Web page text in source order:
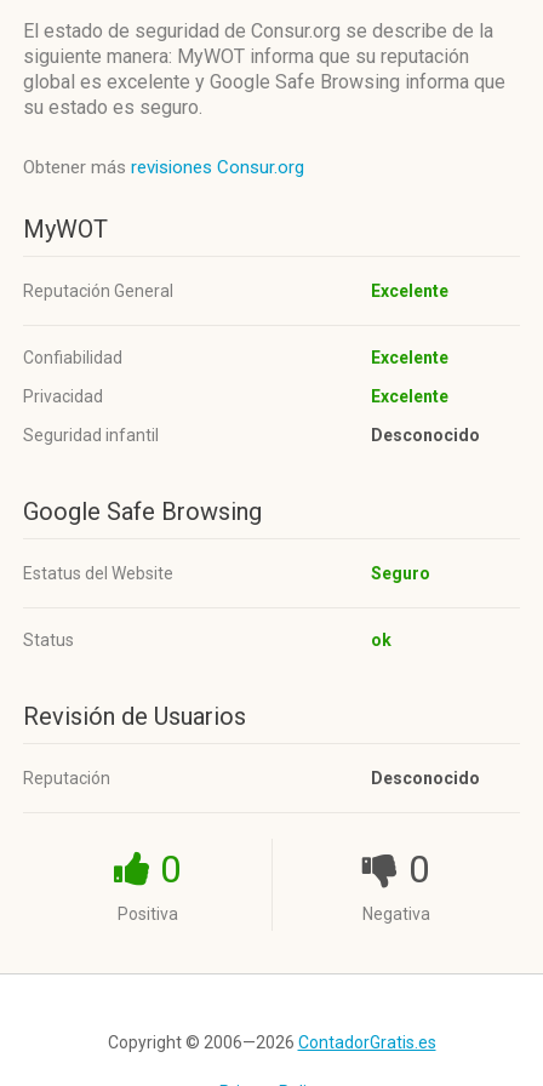
El estado de seguridad de Consur.org se describe de la
siguiente manera: MyWOT informa que su reputación
global es excelente y Google Safe Browsing informa que
su estado es seguro.
Obtener más revisiones Consur.org
MyWOT
Reputación General Excelente
Confiabilidad
Excelente
Privacidad
Excelente
Seguridad infantil
Desconocido
Google Safe Browsing
Estatus del Website Seguro
Status ok
Revisión de Usuarios
Reputación Desconocido
0
Positiva
0
Negativa
Copyright © 2006—2026 ContadorGratis.es